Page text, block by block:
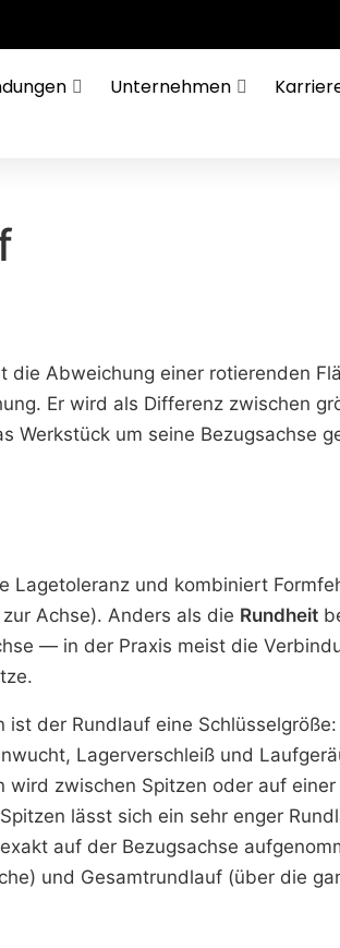
Unternehmen
die Abweichung einer rotierenden
Er wird als Differenz zwischen
Werkstück um seine Bezugsachse
Lagetoleranz und kombiniert
Achse). Anders als die Rundheit
— in der Praxis meist die
ist der Rundlauf eine
Lagerverschleiß und
wird zwischen Spitzen oder auf
lässt sich ein sehr enger
exakt auf der Bezugsachse
und Gesamtrundlauf (über die